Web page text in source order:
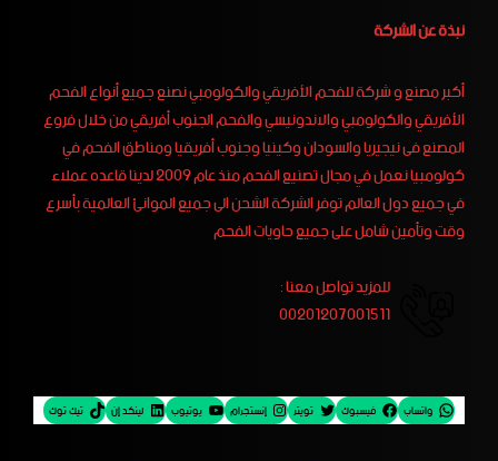
نبذة عن الشركة
أكبر مصنع و شركة للفحم الأفريقي والكولومبي نصنع جميع أنواع الفحم
الأفريقي والكولومبي والاندونيسي والفحم الجنوب أفريقي من خلال فروع
المصنع فى نيجيريا والسودان وكينيا وجنوب أفريقيا ومناطق الفحم في
كولومبيا نعمل في مجال تصنيع الفحم منذ عام 2009 لدينا قاعده عملاء
في جميع دول العالم توفر الشركة الشحن الى جميع الموانئ العالمية بأسرع
وقت وتأمين شامل على جميع حاويات الفحم
للمزيد تواصل معنا :
00201207001511
واتساب فيسبوك تويتر إنستجرام يوتيوب لينكد إن تيك توك